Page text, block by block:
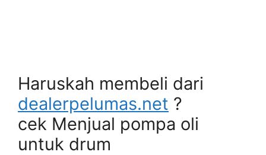
Haruskah membeli dari
dealerpelumas.net ?
cek Menjual pompa oli
untuk drum